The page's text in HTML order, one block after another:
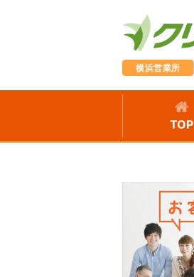
横浜営業所
TOP